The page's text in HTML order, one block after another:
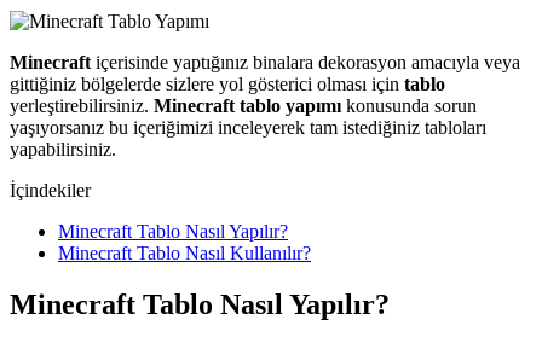
Minecraft içerisinde yaptığınız binalara dekorasyon amacıyla veya
gittiğiniz bölgelerde sizlere yol gösterici olması için tablo
yerleştirebilirsiniz. Minecraft tablo yapımı konusunda sorun
yaşıyorsanız bu içeriğimizi inceleyerek tam istediğiniz tabloları
yapabilirsiniz.
İçindekiler
Minecraft Tablo Nasıl Yapılır?
Minecraft Tablo Nasıl Kullanılır?
Minecraft Tablo Nasıl Yapılır?